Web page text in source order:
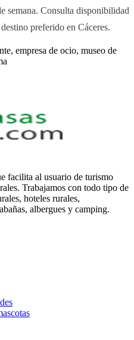
semana. Consulta disponibilidad
preferido en Cáceres.
empresa de ocio, museo de
facilita al usuario de turismo
Trabajamos con todo tipo de
hoteles rurales,
albergues y camping.